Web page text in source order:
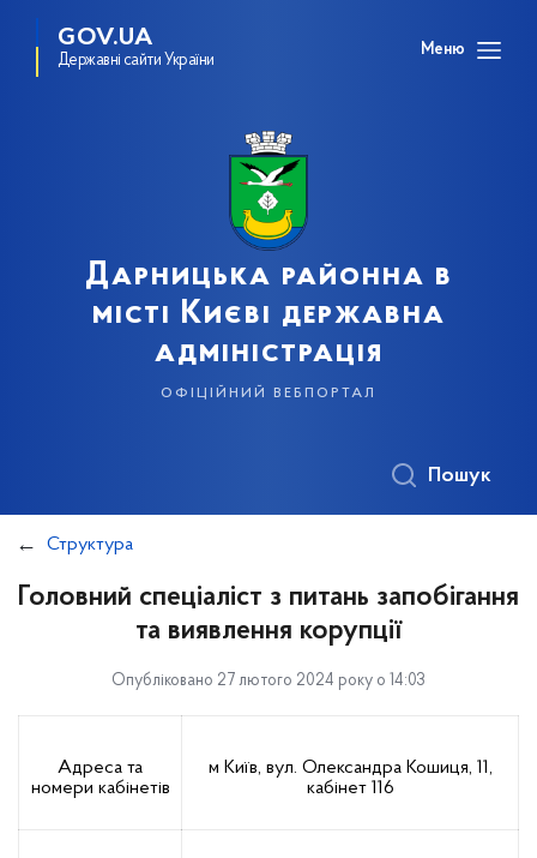
GOV.UA
Державні сайти України
Меню
Дарницька районна в
місті Києві державна
адміністрація
офіційний вебпортал
Пошук
Структура
Головний спеціаліст з питань запобігання
та виявлення корупції
Опубліковано 27 лютого 2024 року о 14:03
Адреса та
номери кабінетів
м Київ, вул. Олександра Кошиця, 11,
кабінет 116